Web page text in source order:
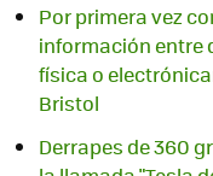
Por primera vez
información entre
física o
Bristol
Derrapes de 360